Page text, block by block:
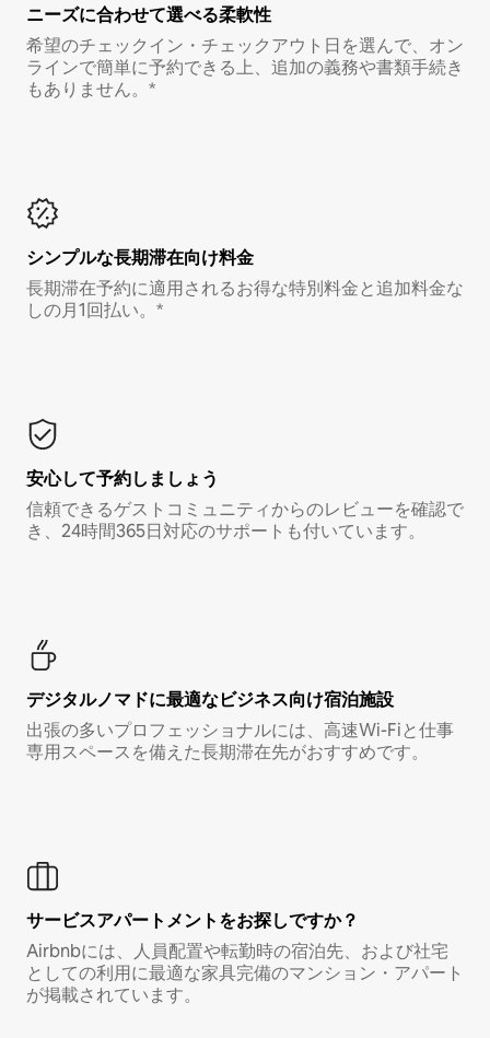
ニーズに合わせて選べる柔軟性
希望のチェックイン・チェックアウト日を選んで、オン
ラインで簡単に予約できる上、追加の義務や書類手続き
もありません。*
シンプルな長期滞在向け料金
長期滞在予約に適用されるお得な特別料金と追加料金な
しの月1回払い。*
安心して予約しましょう
信頼できるゲストコミュニティからのレビューを確認で
き、24時間365日対応のサポートも付いています。
デジタルノマド⁠に最⁠適⁠なビ⁠ジ⁠ネ⁠ス⁠向⁠け宿⁠泊⁠施⁠設
出張の多いプロフェッショナルには、高速Wi-Fiと仕事
専用スペースを備えた長期滞在先がおすすめです。
サービスアパートメントをお探しですか？
Airbnbには、人員配置や転勤時の宿泊先、および社宅
としての利用に最適な家具完備のマンション・アパート
が掲載されています。